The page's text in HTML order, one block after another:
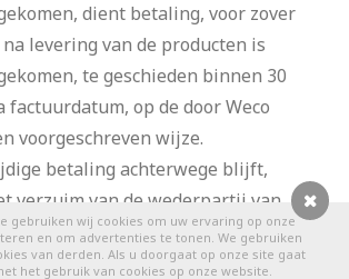
0
dient betaling, voor zover
levering van de producten is
te geschieden binnen 30
factuurdatum, op de door Weco
voorgeschreven wijze.
betaling achterwege blijft,
verzuim van de wederpartij van
in. Vanaf de dag dat het verzuim
de wederpartij over het
gebruiken wij cookies om uw ervaring op onze
en om advertenties te tonen. We gebruiken
van derden. Als u doorgaat op onze site gaat
het gebruik van cookies op onze website.